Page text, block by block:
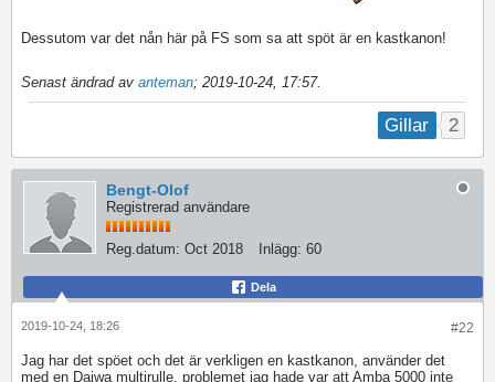
Dessutom var det nån här på FS som sa att spöt är en kastkanon!
Senast ändrad av anteman; 2019-10-24, 17:57.
Gillar 2
Bengt-Olof
Registrerad användare
Reg.datum: Oct 2018 Inlägg: 60
Dela
#22
2019-10-24, 18:26
Jag har det spöet och det är verkligen en kastkanon, använder det
med en Daiwa multirulle, problemet jag hade var att Amba 5000 inte